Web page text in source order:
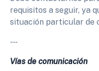
requisitos a seguir, ya
situación particular de
- - -
Vías de comunicación